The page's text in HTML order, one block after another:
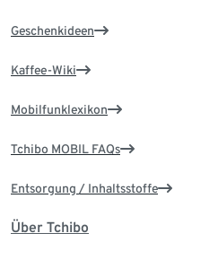
Geschenkideen
Kaffee-Wiki
Mobilfunklexikon
Tchibo MOBIL FAQs
Entsorgung / Inhaltsstoffe
Über Tchibo